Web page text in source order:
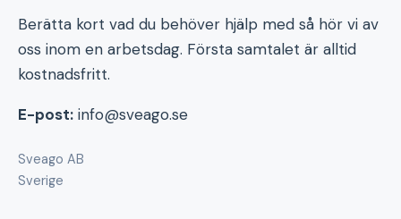
Berätta kort vad du behöver hjälp med så hör vi av
oss inom en arbetsdag. Första samtalet är alltid
kostnadsfritt.
E-post: info@sveago.se
Sveago AB
Sverige